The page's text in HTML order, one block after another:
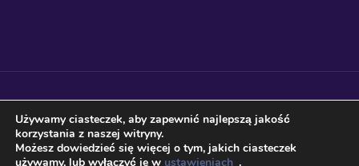
nauticos.pl 2018 Wszystkie prawa zastrzeżone.
Używamy ciasteczek, aby zapewnić najlepszą jakość
korzystania z naszej witryny.
Możesz dowiedzieć się więcej o tym, jakich ciasteczek
używamy, lub wyłączyć je w ustawieniach .